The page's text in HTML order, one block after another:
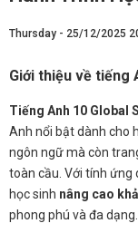
Thursday - 25/12/2025
Giới thiệu về tiếng
Tiếng Anh 10 Global
Anh nổi bật dành cho
ngôn ngữ mà còn
toàn cầu. Với tính ứng
học sinh nâng cao
phong phú và đa dạng.